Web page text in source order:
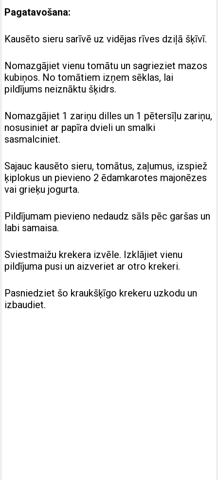
Pagatavošana:
Kausēto sieru sarīvē uz vidējas rīves dziļā šķīvī.
Nomazgājiet vienu tomātu un sagrieziet mazos
kubiņos. No tomātiem izņem sēklas, lai
pildījums neiznāktu šķidrs.
Nomazgājiet 1 zariņu dilles un 1 pētersīļu zariņu,
nosusiniet ar papīra dvieli un smalki
sasmalciniet.
Sajauc kausēto sieru, tomātus, zaļumus, izspiež
ķiplokus un pievieno 2 ēdamkarotes majonēzes
vai grieķu jogurta.
Pildījumam pievieno nedaudz sāls pēc garšas un
labi samaisa.
Sviestmaižu krekera izvēle. Izklājiet vienu
pildījuma pusi un aizveriet ar otro krekeri.
Pasniedziet šo kraukšķīgo krekeru uzkodu un
izbaudiet.